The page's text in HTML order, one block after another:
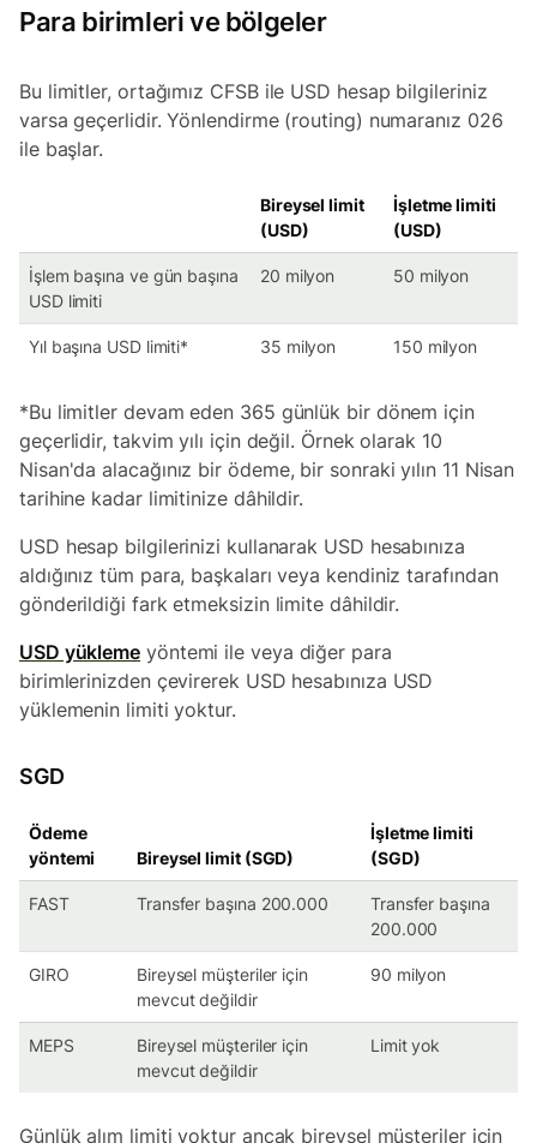
Para birimleri ve bölgeler
Bu limitler, ortağımız CFSB ile USD hesap bilgileriniz
varsa geçerlidir. Yönlendirme (routing) numaranız 026
ile başlar.
Bireysel limit
(USD)
İşletme limiti
(USD)
İşlem başına ve gün başına
USD limiti
20 milyon 50 milyon
Yıl başına USD limiti* 35 milyon 150 milyon
*Bu limitler devam eden 365 günlük bir dönem için
geçerlidir, takvim yılı için değil. Örnek olarak 10
Nisan'da alacağınız bir ödeme, bir sonraki yılın 11 Nisan
tarihine kadar limitinize dâhildir.
USD hesap bilgilerinizi kullanarak USD hesabınıza
aldığınız tüm para, başkaları veya kendiniz tarafından
gönderildiği fark etmeksizin limite dâhildir.
USD yükleme yöntemi ile veya diğer para
birimlerinizden çevirerek USD hesabınıza USD
yüklemenin limiti yoktur.
SGD
Ödeme
yöntemi
Bireysel limit (SGD)
İşletme limiti
(SGD)
FAST Transfer başına 200.000
Transfer başına
200.000
GIRO
Bireysel müşteriler için
mevcut değildir
90 milyon
MEPS
Bireysel müşteriler için
mevcut değildir
Limit yok
Günlük alım limiti yoktur ancak bireysel müşteriler için